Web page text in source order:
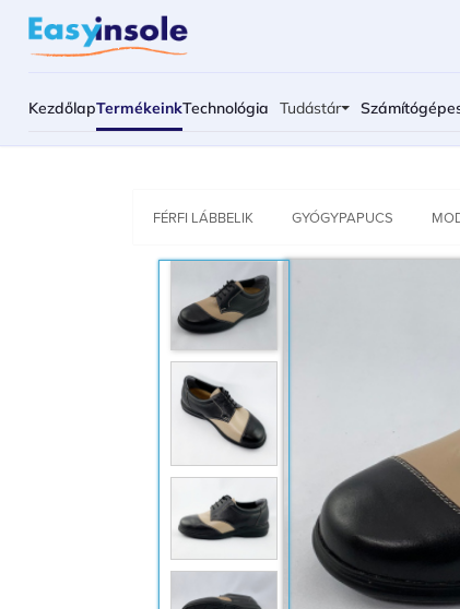
KezdőlapTermékeinkTechnológia Tudástár
FÉRFI LÁBBELIK GYÓGYPAPUCS